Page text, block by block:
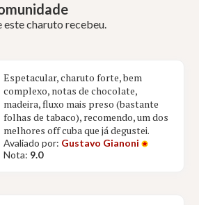
este charuto recebeu.
Espetacular, charuto forte, bem
complexo, notas de chocolate,
madeira, fluxo mais preso (bastante
folhas de tabaco), recomendo, um dos
melhores off cuba que já degustei.
Avaliado por: Gustavo Gianoni
Nota: 9.0